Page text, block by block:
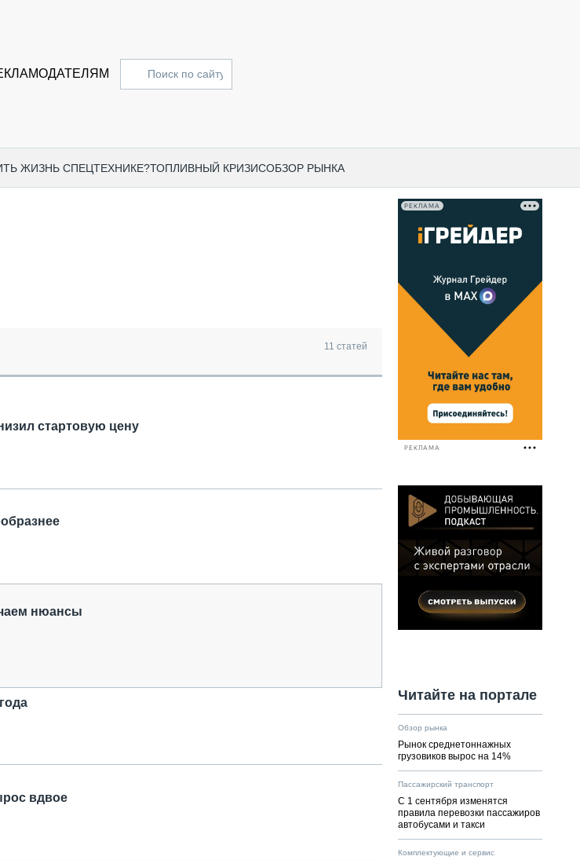
ЖИЗНЬ СПЕЦТЕХНИКЕ?ТОПЛИВНЫЙ КРИЗИСОБЗОР РЫНКА
ПАССАЖИРСКИЙ ТРАНСПОРТ
АВТОМАТИЗАЦИЯ И ТЕХНОЛОГИИ
11 статей
стартовую цену
нюансы
вдвое
РЕКЛАМА
РЕКЛАМА
Читайте на портале
Обзор рынка
Рынок среднетоннажных
грузовиков вырос на 14%
Пассажирский транспорт
С 1 сентября изменятся
правила перевозки пассажиров
автобусами и такси
Комплектующие и сервис